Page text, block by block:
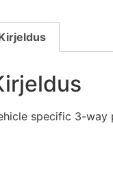
specific 3-way